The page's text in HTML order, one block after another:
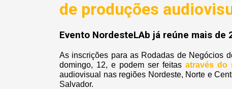
de produções
Evento NordesteLAb já reúne mais de
As inscrições para as Rodadas de Negócios
domingo, 12, e podem ser feitas através do
audiovisual nas regiões Nordeste, Norte e
Salvador.